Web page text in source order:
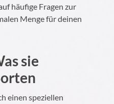
häufige Fragen zur
Menge für deinen
sie
einen speziellen